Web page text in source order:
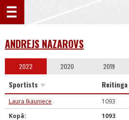
ANDREJS NAZAROVS
2022 2020 2019
Sportists
Laura Ikauniece
1093
Kopā:
1093